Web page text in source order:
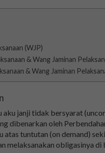
(WJP)
& Wang Jaminan
& Wang Jaminan
aku janji tidak bersyarat
dibenarkan oleh
atas tuntutan (on demand)
melaksanakan obligasinya di